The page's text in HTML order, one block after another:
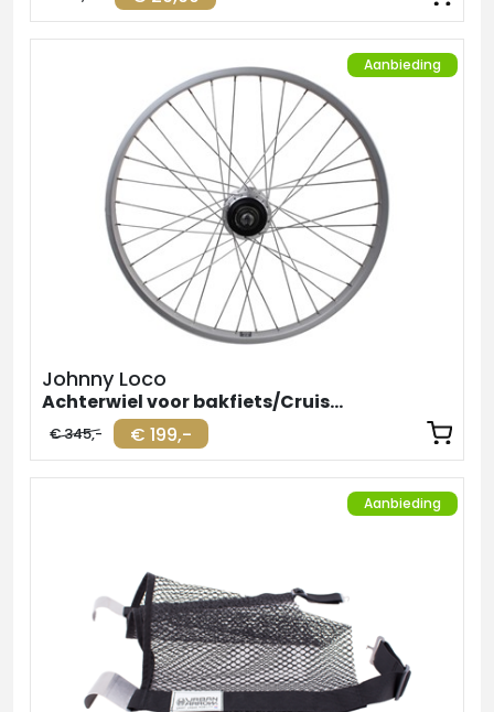
Aanbieding
Johnny Loco
Achterwiel voor bakfiets/Cruiser Shimano Nexus 7
€ 199,-
€ 345,-
Aanbieding